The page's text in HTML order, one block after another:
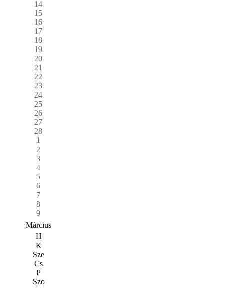
14
15
16
17
18
19
20
21
22
23
24
25
26
27
28
1
2
3
4
5
6
7
8
9
Március
H
K
Sze
Cs
P
Szo